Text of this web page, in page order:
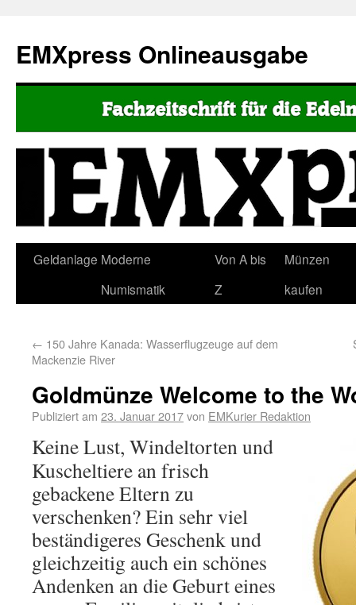
EMXpress Onlineausgabe
Geldanlage Moderne
Numismatik
Von A bis
Z
Münzen
kaufen
← 150 Jahre Kanada: Wasserflugzeuge auf dem
Mackenzie River
Goldmünze Welcome to the
Publiziert am 23. Januar 2017von EMKurier Redaktion
Keine Lust, Windeltorten und
Kuscheltiere an frisch
gebackene Eltern zu
verschenken? Ein sehr viel
beständigeres Geschenk und
gleichzeitig auch ein schönes
Andenken an die Geburt eines